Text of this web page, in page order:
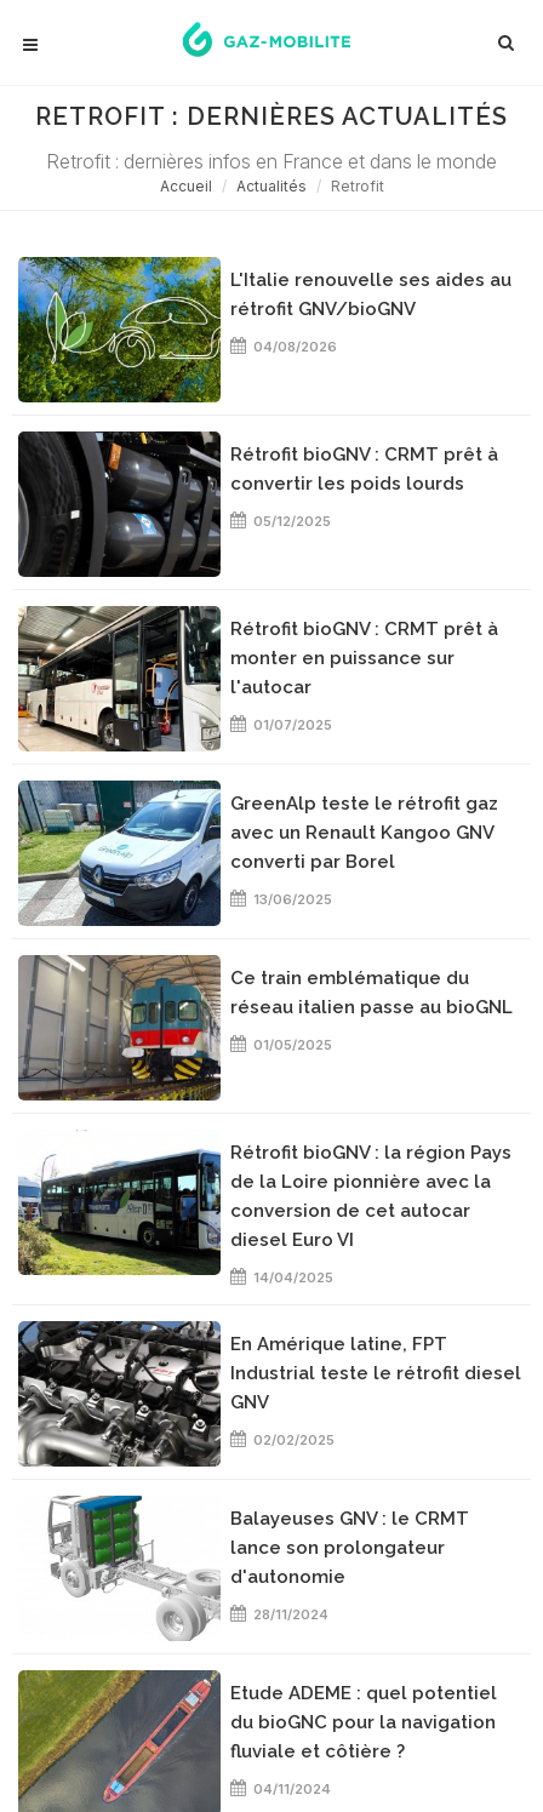
RETROFIT : DERNIÈRES ACTUALITÉS
Retrofit : dernières infos en France et dans le monde
Accueil Actualités Retrofit
L'Italie renouvelle ses aides au
rétrofit GNV/bioGNV
04/08/2026
Rétrofit bioGNV : CRMT prêt à
convertir les poids lourds
05/12/2025
Rétrofit bioGNV : CRMT prêt à
monter en puissance sur
l'autocar
01/07/2025
GreenAlp teste le rétrofit gaz
avec un Renault Kangoo GNV
converti par Borel
13/06/2025
Ce train emblématique du
réseau italien passe au bioGNL
01/05/2025
Rétrofit bioGNV : la région Pays
de la Loire pionnière avec la
conversion de cet autocar
diesel Euro VI
14/04/2025
En Amérique latine, FPT
Industrial teste le rétrofit diesel
GNV
02/02/2025
Balayeuses GNV : le CRMT
lance son prolongateur
d'autonomie
28/11/2024
Etude ADEME : quel potentiel
du bioGNC pour la navigation
fluviale et côtière ?
04/11/2024